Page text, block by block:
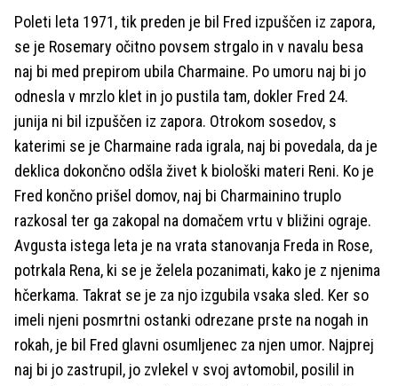
Poleti leta 1971, tik preden je bil Fred izpuščen iz zapora,
se je Rosemary očitno povsem strgalo in v navalu besa
naj bi med prepirom ubila Charmaine. Po umoru naj bi jo
odnesla v mrzlo klet in jo pustila tam, dokler Fred 24.
junija ni bil izpuščen iz zapora. Otrokom sosedov, s
katerimi se je Charmaine rada igrala, naj bi povedala, da je
deklica dokončno odšla živet k biološki materi Reni. Ko je
Fred končno prišel domov, naj bi Charmainino truplo
razkosal ter ga zakopal na domačem vrtu v bližini ograje.
Avgusta istega leta je na vrata stanovanja Freda in Rose,
potrkala Rena, ki se je želela pozanimati, kako je z njenima
hčerkama. Takrat se je za njo izgubila vsaka sled. Ker so
imeli njeni posmrtni ostanki odrezane prste na nogah in
rokah, je bil Fred glavni osumljenec za njen umor. Najprej
naj bi jo zastrupil, jo zvlekel v svoj avtomobil, posilil in